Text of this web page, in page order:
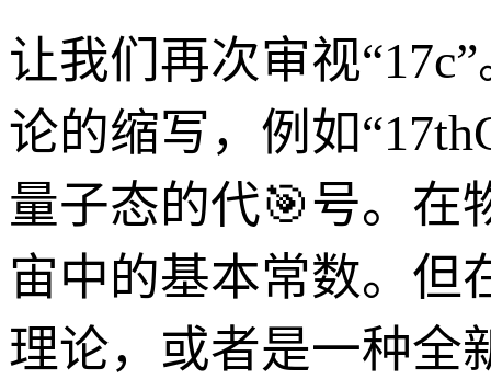
让我们再次审视
论的缩写，例如
量子态的代🎯号。在
宙中的基本常数。但
理论，或者是一种全